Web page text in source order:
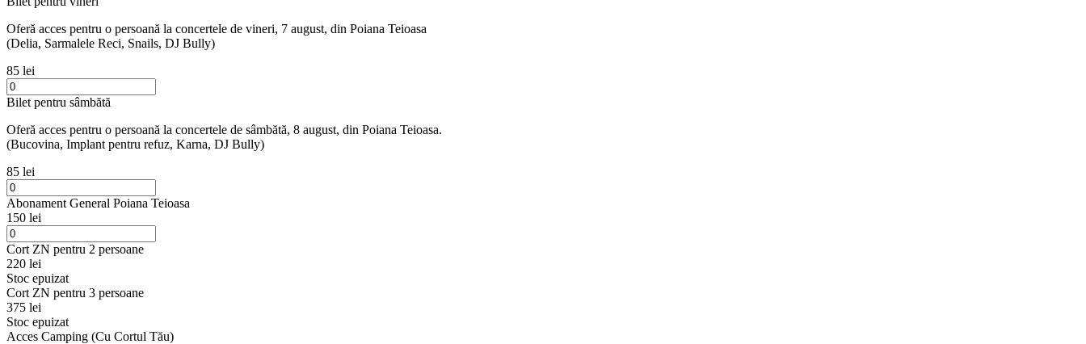
Oferă acces pentru o persoană la concertele de vineri, 7 august, din Poiana Teioasa
(Delia, Sarmalele Reci, Snails, DJ Bully)
85 lei
Bilet pentru sâmbătă
Oferă acces pentru o persoană la concertele de sâmbătă, 8 august, din Poiana Teioasa.
(Bucovina, Implant pentru refuz, Karna, DJ Bully)
85 lei
Abonament General Poiana Teioasa
150 lei
Cort ZN pentru 2 persoane
220 lei
Stoc epuizat
Cort ZN pentru 3 persoane
375 lei
Stoc epuizat
Acces Camping (Cu Cortul Tău)